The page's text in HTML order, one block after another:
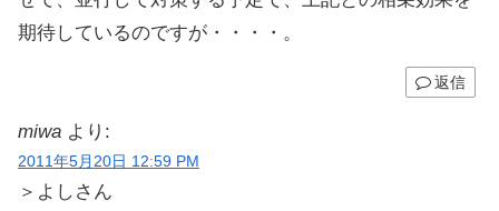
期待しているのですが・・・・。
返信
miwa より:
2011年5月20日 12:59 PM
＞よしさん